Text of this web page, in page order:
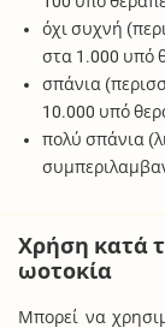
όχι συχνή
στα 1.000 υπό
σπάνια
10.000 υπό
πολύ σπάνια
Χρήση κατά
ωοτοκία
Μπορεί να